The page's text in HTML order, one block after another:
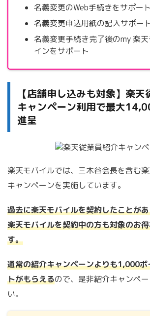
名義変更のWeb手続きをサポート
名義変更申込用紙の記入サポー
名義変更手続き完了後のmy 楽
インをサポート
【店舗申し込みも対象】楽
キャンペーン利用で最大
進呈
楽天モバイルでは、三木谷会長を含む
キャンペーンを実施しています。
過去に楽天モバイルを契約したことが
楽天モバイルを契約中の方も対象のお
す。
通常の紹介キャンペーンよりも1,000
トがもらえるので、是非紹介キャンペ
い。